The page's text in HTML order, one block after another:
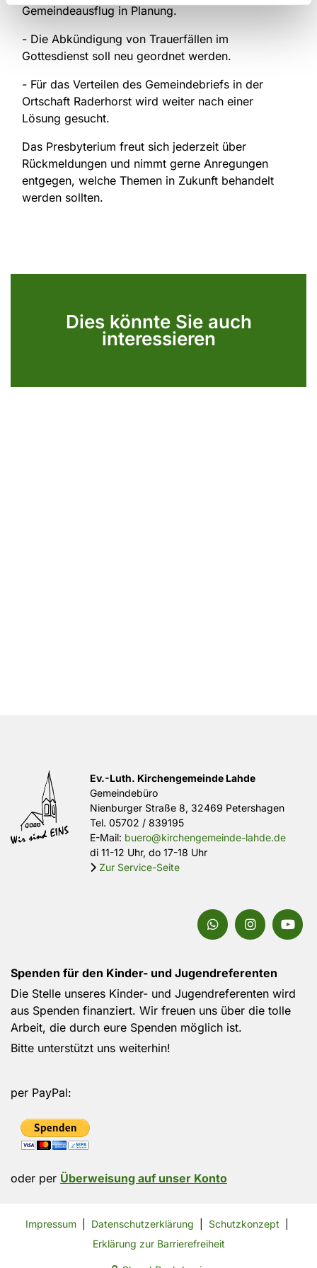
Gemeindeausflug in Planung.
- Die Abkündigung von Trauerfällen im
Gottesdienst soll neu geordnet werden.
- Für das Verteilen des Gemeindebriefs in der
Ortschaft Raderhorst wird weiter nach einer
Lösung gesucht.
Das Presbyterium freut sich jederzeit über
Rückmeldungen und nimmt gerne Anregungen
entgegen, welche Themen in Zukunft behandelt
werden sollten.
Dies könnte Sie auch
interessieren
Ev.-Luth. Kirchengemeinde Lahde
Gemeindebüro
Nienburger Straße 8, 32469 Petershagen
Tel. 05702 / 839195
E-Mail: buero@kirchengemeinde-lahde.de
di 11-12 Uhr, do 17-18 Uhr
 Zur Service-Seite
Spenden für den Kinder- und Jugendreferenten
Die Stelle unseres Kinder- und Jugendreferenten wird
aus Spenden finanziert. Wir freuen uns über die tolle
Arbeit, die durch eure Spenden möglich ist.
Bitte unterstützt uns weiterhin!
per PayPal:
oder per Überweisung auf unser Konto
Impressum Datenschutzerklärung Schutzkonzept
Erklärung zur Barrierefreiheit